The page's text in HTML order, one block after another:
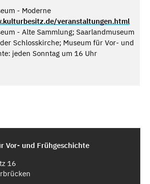
- Moderne
veranstaltungen.html
- Alte Sammlung; Saarlandmuseum
Schlosskirche; Museum für Vor- und
jeden Sonntag um 16 Uhr
Vor- und Frühgeschichte
16